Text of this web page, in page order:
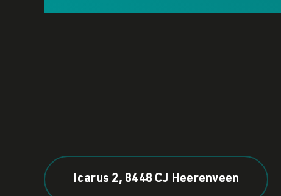
Icarus 2, 8448 CJ Heerenveen